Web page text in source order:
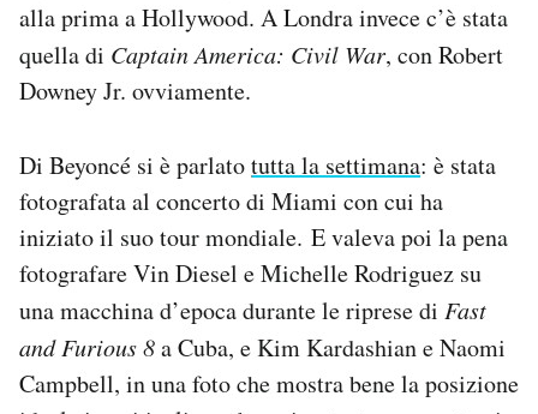
alla prima a Hollywood. A Londra invece c’è stata
quella di Captain America: Civil War, con Robert
Downey Jr. ovviamente.
Di Beyoncé si è parlatotutta la settimana: è stata
fotografata al concerto di Miami con cui ha
iniziato il suo tour mondiale. E valeva poi la pena
fotografare Vin Diesel e Michelle Rodriguez su
una macchina d’epoca durante le riprese di Fast
and Furious 8a Cuba, e Kim Kardashian e Naomi
Campbell, in una foto che mostra bene la posizione